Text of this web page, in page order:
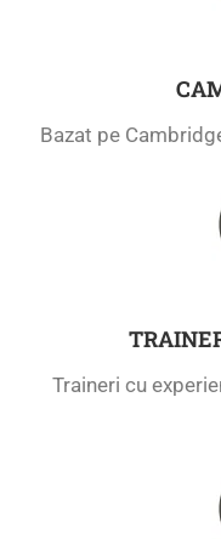
Bazat pe
Traineri cu